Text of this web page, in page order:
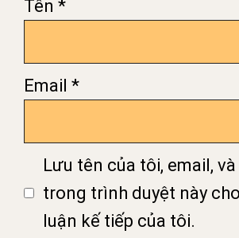
Tên *
Email *
Lưu tên của tôi, email,
trong trình duyệt này
luận kế tiếp của tôi.